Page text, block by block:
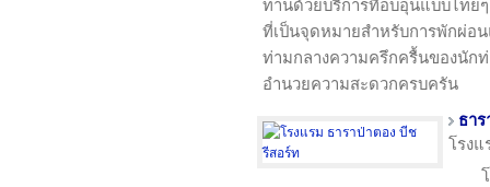
ท่านด้วยบริการที่อบอุ่นแบบไทย
ที่เป็นจุดหมายสำหรับการพักผ่อ
ท่ามกลางความครึกครื้นของนักท่
อำนวยความสะดวกครบครัน
ธา
โรง